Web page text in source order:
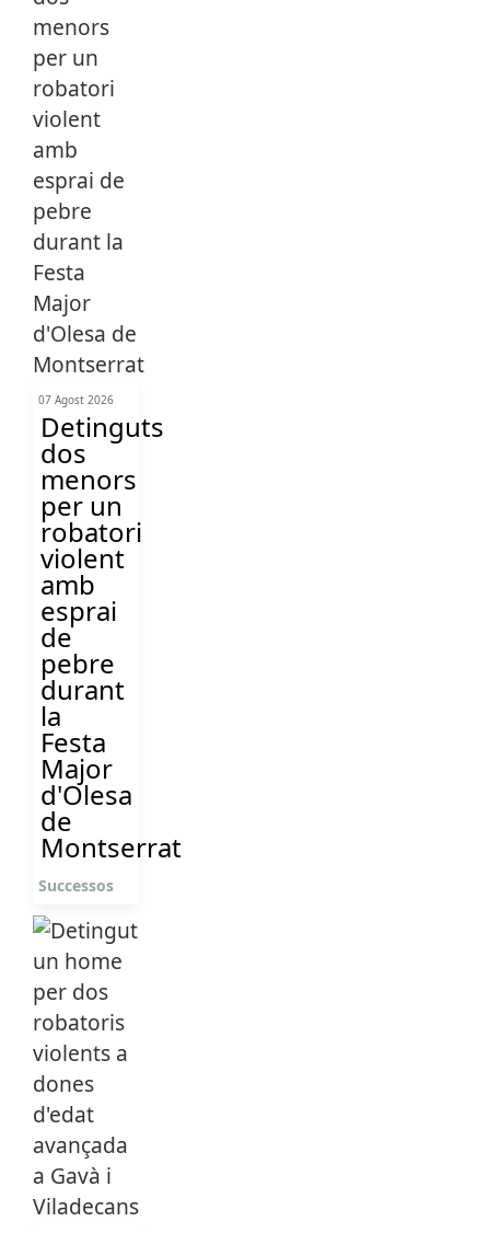
07 Agost 2026
Detinguts
dos
menors
per un
robatori
violent
amb
esprai
de
pebre
durant
la
Festa
Major
d'Olesa
de
Montserrat
Successos